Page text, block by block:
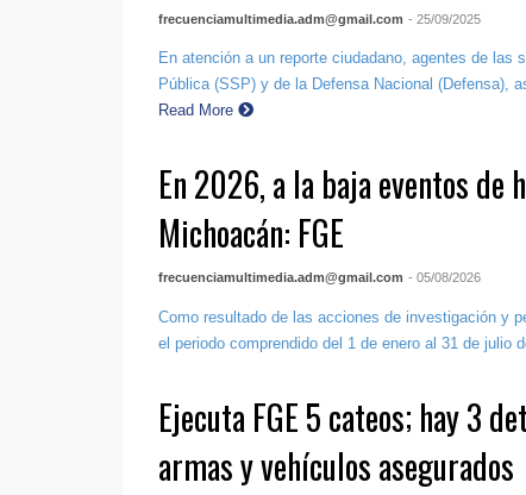
frecuenciamultimedia.adm@gmail.com - 25/09/2025
En atención a un reporte ciudadano, agentes de las
Pública (SSP) y de la Defensa Nacional (Defensa),
Read More
En 2026, a la baja eventos de
Michoacán: FGE
frecuenciamultimedia.adm@gmail.com - 05/08/2026
Como resultado de las acciones de investigación y
el periodo comprendido del 1 de enero al 31 de julio
Ejecuta FGE 5 cateos; hay 3
armas y vehículos asegurados